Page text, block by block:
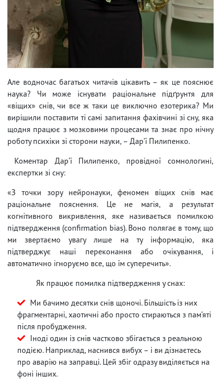
Але водночас багатьох читачів цікавить – як це пояснює
наука? Чи може існувати раціональне підґрунтя для
«віщих» снів, чи все ж таки це виключно езотерика? Ми
вирішили поставити ті самі запитання фахівчині зі сну, яка
щодня працює з мозковими процесами та знає про нічну
роботу психіки зі сторони науки, – Дарʼї Пилипенко.
Коментар Дарʼї Пилипенко, провідної сомнологині,
експертки зі сну:
«З точки зору нейронауки, феномен віщих снів має
раціональне пояснення. Це не магія, а результат
когнітивного викривлення, яке називається помилкою
підтвердження (confirmation bias). Воно полягає в тому, що
ми звертаємо увагу лише на ту інформацію, яка
підтверджує наші переконання або очікування, і
автоматично ігноруємо все, що їм суперечить».
Як працює помилка підтвердження у снах:
Ми бачимо десятки снів щоночі. Більшість із них
фрагментарні, хаотичні або просто стираються з пам’яті
після пробудження.
Іноді один із снів частково збігається з реальною
подією. Наприклад, наснився вибух – і ви дізнаєтесь
про аварію на заправці. Цей збіг одразу виділяється на
фоні інших.